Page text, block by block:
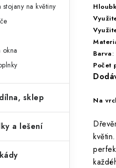
na květiny
okna
sklep
a lešení
Barva:
Počet
Na